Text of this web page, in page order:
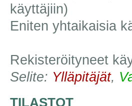
käyttäjiin)
Eniten yhtaikaisia
Rekisteröityneet
Selite: Ylläpitäjät,
TILASTOT